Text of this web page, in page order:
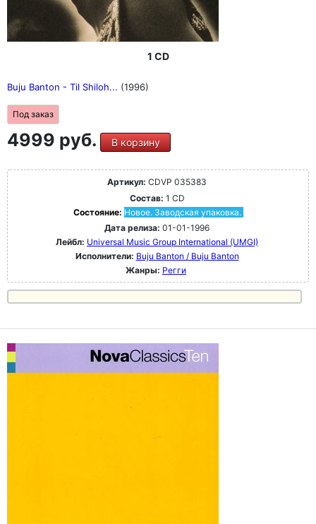
1 CD
Buju Banton - Til Shiloh... (1996)
Под заказ
4999 руб. В корзину
Артикул: CDVP 035383
Состав: 1 CD
Состояние: Новое. Заводская упаковка.
Дата релиза: 01-01-1996
Лейбл: Universal Music Group International (UMGI)
Исполнители: Buju Banton / Buju Banton
Жанры: Регги